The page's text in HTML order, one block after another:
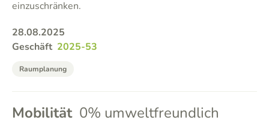
einzuschränken.
28.08.2025
Geschäft 2025-53
Raumplanung
Mobilität 0% umweltfreundlich